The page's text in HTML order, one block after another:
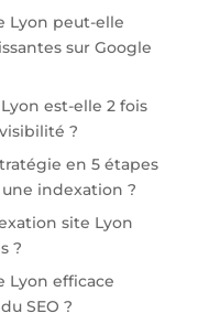
Lyon peut-elle
sur Google
est-elle 2 fois
?
en 5 étapes
indexation ?
site Lyon
?
Lyon efficace
SEO ?